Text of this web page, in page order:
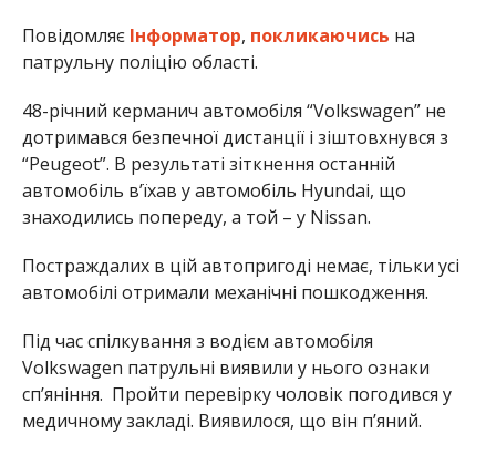
Повідомляє Інформатор, покликаючись на
патрульну поліцію області.
48-річний керманич автомобіля “Volkswagen” не
дотримався безпечної дистанції і зіштовхнувся з
“Peugeot”. В результаті зіткнення останній
автомобіль в’їхав у автомобіль Hyundai, що
знаходились попереду, а той – у Nissan.
Постраждалих в цій автопригоді немає, тільки усі
автомобілі отримали механічні пошкодження.
Під час спілкування з водієм автомобіля
Volkswagen патрульні виявили у нього ознаки
сп’яніння. Пройти перевірку чоловік погодився у
медичному закладі. Виявилося, що він п’яний.